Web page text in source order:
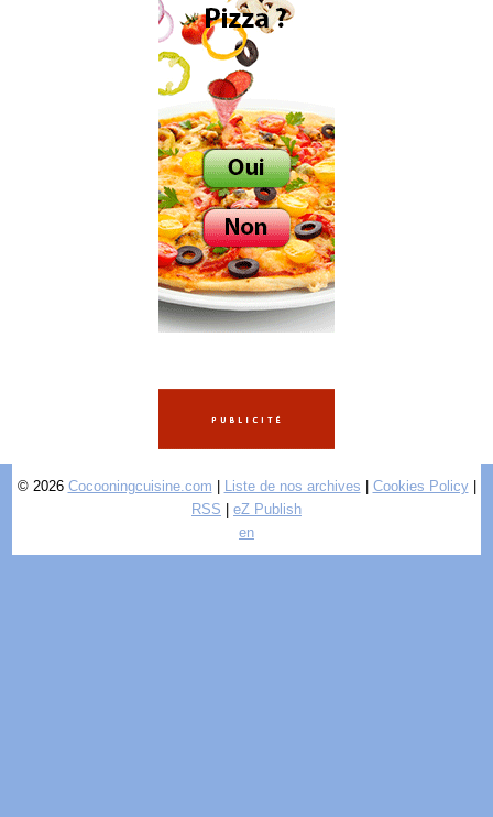
© 2026 Cocooningcuisine.com Liste de nos archives Cookies Policy|
RSS
eZ Publish
en